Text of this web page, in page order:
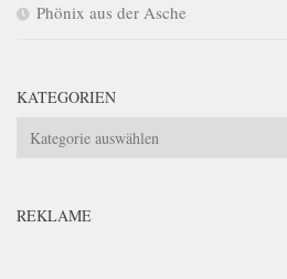
Phönix aus der Asche
KATEGORIEN
Kategorien
REKLAME